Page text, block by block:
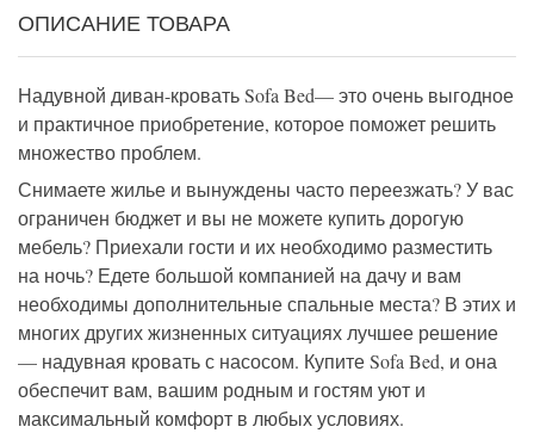
ОПИСАНИЕ ТОВАРА
Надувной диван-кроватьSofa Bed— это очень выгодное
и практичное приобретение, которое поможет решить
множество проблем.
Снимаете жилье и вынуждены часто переезжать?У вас
ограничен бюджет и вы не можете купить дорогую
мебель? Приехали гости и их необходимо разместить
на ночь? Едете большой компанией на дачу и вам
необходимы дополнительные спальные места? В этих и
многих других жизненных ситуациях лучшее решение
— надувная кровать с насосом. КупитеSofa Bed, и она
обеспечит вам, вашим родным и гостям уют и
максимальный комфорт в любых условиях.